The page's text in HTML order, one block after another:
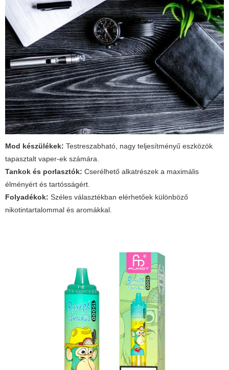
Mod készülékek: Testreszabható, nagy teljesítményű eszközök
tapasztalt vaper-ek számára.
Tankok és porlasztók: Cserélhető alkatrészek a maximális
élményért és tartósságért.
Folyadékok: Széles választékban elérhetőek különböző
nikotintartalommal és aromákkal.